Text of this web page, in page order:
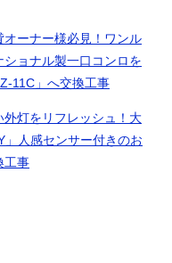
オーナー様必見！ワンル
ョナル製一口コンロを
11C」へ交換工事
外灯をリフレッシュ！大
」人感センサー付きのお
工事